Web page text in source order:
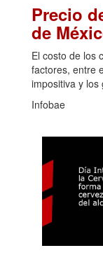
Precio
de
El costo de los
factores, entre
impositiva y los
Infobae